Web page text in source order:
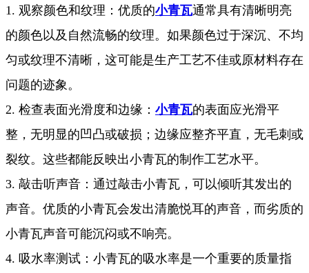
1. 观察颜色和纹理：优质的小青瓦通常具有清晰明亮
的颜色以及自然流畅的纹理。如果颜色过于深沉、不均
匀或纹理不清晰，这可能是生产工艺不佳或原材料存在
问题的迹象。
2. 检查表面光滑度和边缘： 小青瓦的表面应光滑平
整，无明显的凹凸或破损；边缘应整齐平直，无毛刺或
裂纹。这些都能反映出小青瓦的制作工艺水平。
3. 敲击听声音：通过敲击小青瓦，可以倾听其发出的
声音。优质的小青瓦会发出清脆悦耳的声音，而劣质的
小青瓦声音可能沉闷或不响亮。
4. 吸水率测试：小青瓦的吸水率是一个重要的质量指